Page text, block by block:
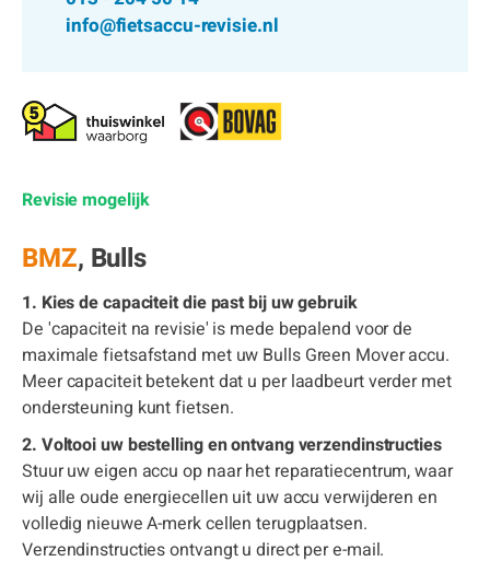
info@fietsaccu-revisie.nl
Revisie mogelijk
BMZ, Bulls
1. Kies de capaciteit die past bij uw gebruik
De 'capaciteit na revisie' is mede bepalend voor de
maximale fietsafstand met uw Bulls Green Mover accu.
Meer capaciteit betekent dat u per laadbeurt verder met
ondersteuning kunt fietsen.
2. Voltooi uw bestelling en ontvang verzendinstructies
Stuur uw eigen accu op naar het reparatiecentrum, waar
wij alle oude energiecellen uit uw accu verwijderen en
volledig nieuwe A-merk cellen terugplaatsen.
Verzendinstructies ontvangt u direct per e-mail.